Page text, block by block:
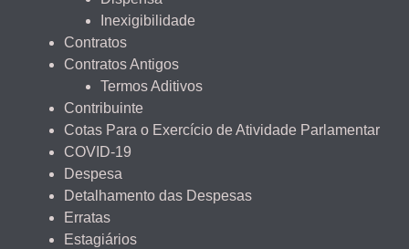
Inexigibilidade
Contratos
Contratos Antigos
Termos Aditivos
Contribuinte
Cotas Para o Exercício de Atividade Parlamentar
COVID-19
Despesa
Detalhamento das Despesas
Erratas
Estagiários